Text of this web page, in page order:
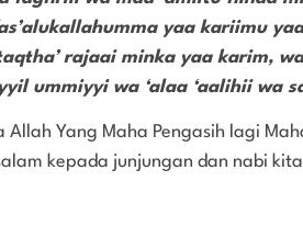
yaa kariimu
rajaai minka yaa karim,
ummiyyi wa ‘alaa ‘aalihii wa
Yang Maha Pengasih lagi
kepada junjungan dan nabi